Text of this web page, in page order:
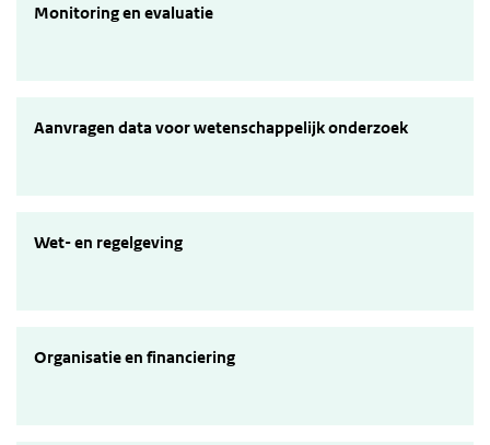
Monitoring en evaluatie
Monitoring en evaluatie
Aanvragen data voor wetenschappelijk onderzoek
Aanvragen data voor wetenschappelijk onderzoek
Wet- en regelgeving
Wet- en regelgeving
Organisatie en financiering
Organisatie en financiering